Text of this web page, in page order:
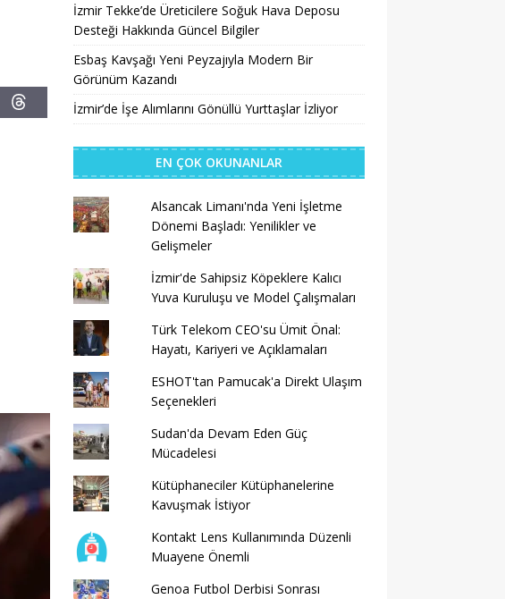
İzmir Tekke’de Üreticilere Soğuk Hava Deposu
Desteği Hakkında Güncel Bilgiler
Esbaş Kavşağı Yeni Peyzajıyla Modern Bir
Görünüm Kazandı
İzmir’de İşe Alımlarını Gönüllü Yurttaşlar İzliyor
EN ÇOK OKUNANLAR
Alsancak Limanı'nda Yeni İşletme
Dönemi Başladı: Yenilikler ve
Gelişmeler
İzmir'de Sahipsiz Köpeklere Kalıcı
Yuva Kuruluşu ve Model Çalışmaları
Türk Telekom CEO'su Ümit Önal:
Hayatı, Kariyeri ve Açıklamaları
ESHOT'tan Pamucak'a Direkt Ulaşım
Seçenekleri
Sudan'da Devam Eden Güç
Mücadelesi
Kütüphaneciler Kütüphanelerine
Kavuşmak İstiyor
Kontakt Lens Kullanımında Düzenli
Muayene Önemli
Genoa Futbol Derbisi Sonrası